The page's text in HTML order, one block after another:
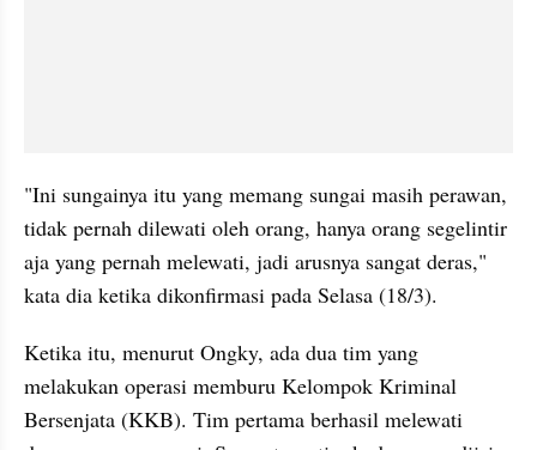
"Ini sungainya itu yang memang sungai masih perawan,
tidak pernah dilewati oleh orang, hanya orang segelintir
aja yang pernah melewati, jadi arusnya sangat deras,"
kata dia ketika dikonfirmasi pada Selasa (18/3).
Ketika itu, menurut Ongky, ada dua tim yang
melakukan operasi memburu Kelompok Kriminal
Bersenjata (KKB). Tim pertama berhasil melewati